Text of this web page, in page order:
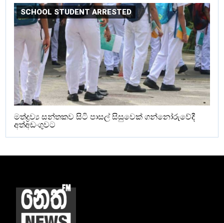
SCHOOL STUDENT ARRESTED
මත්ද්‍රව්‍ය සන්තකව සිටි පාසල් සිසුවෙක් ගන්නෝරුවේදී
අත්අඩංගුවට